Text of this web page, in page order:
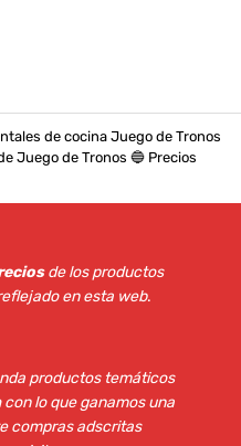
de cocina Juego de Tronos
Juego de Tronos 🔵 Precios
de los productos
en esta web.
productos temáticos
con lo que ganamos una
compras adscritas